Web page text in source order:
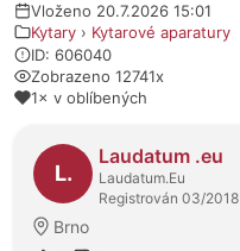
Vloženo 20.7.2026 15:01
Kytary › Kytarové aparatury
ID: 606040
Zobrazeno 12741x
1× v oblíbených
O prodejci
L.
Laudatum .eu
Laudatum.Eu
Registrován 03/2018
Brno